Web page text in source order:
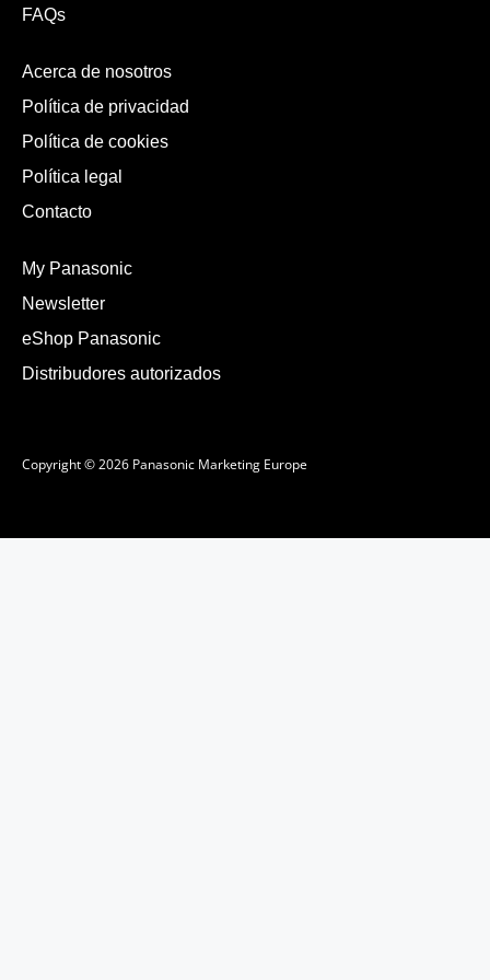
FAQs
Acerca de nosotros
Política de privacidad
Política de cookies
Política legal
Contacto
My Panasonic
Newsletter
eShop Panasonic
Distribudores autorizados
Copyright © 2026 Panasonic Marketing Europe